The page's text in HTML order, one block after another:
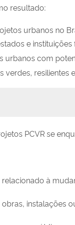
resultado:
urbanos no
e
urbanos com
verdes,
PCVR se
à
instalações